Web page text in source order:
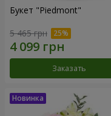
Букет "Piedmont"
5 465 грн
Заказать